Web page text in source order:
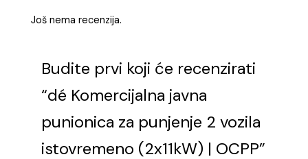
Još nema recenzija.
Budite prvi koji će recenzirati
“dé Komercijalna javna
punionica za punjenje 2 vozila
istovremeno (2x11kW) | OCPP”